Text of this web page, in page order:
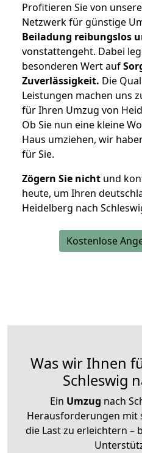
Profitieren Sie von
Netzwerk für günstige
Beiladung reibungslos
vonstattengeht. Dabei
besonderen Wert auf
Zuverlässigkeit. Die
Leistungen machen uns
für Ihren Umzug von
Ob Sie nun eine kleine
Haus umziehen, wir
für Sie.
Zögern Sie nicht und
heute, um Ihren
Heidelberg nach
Kostenlose
Was wir Ihnen
Schleswig
Ein Umzug nach
Herausforderungen mit
die Last zu erleichtern –